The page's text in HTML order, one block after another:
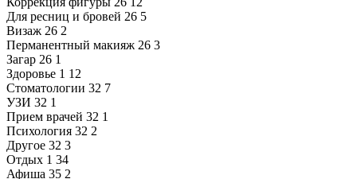
Для ресниц и бровей 26 5
Визаж 26 2
Перманентный макияж 26 3
Загар 26 1
Здоровье 1 12
Стоматологии 32 7
УЗИ 32 1
Прием врачей 32 1
Психология 32 2
Другое 32 3
Отдых 1 34
Афиша 35 2